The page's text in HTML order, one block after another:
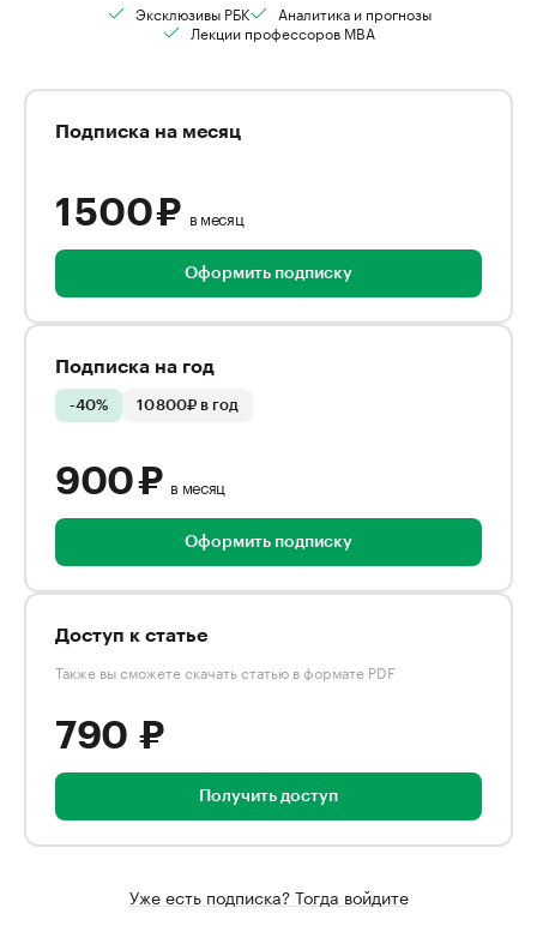
Эксклюзивы РБК
Аналитика и прогнозы
Лекции профессоров MBA
Подписка на месяц
1 500 ₽ в месяц
Оформить подписку
Подписка на год
-40% 10 800₽ в год
900 ₽ в месяц
Оформить подписку
Доступ к статье
Также вы сможете скачать статью в формате PDF
790 ₽
Получить доступ
Уже есть подписка? Тогда войдите